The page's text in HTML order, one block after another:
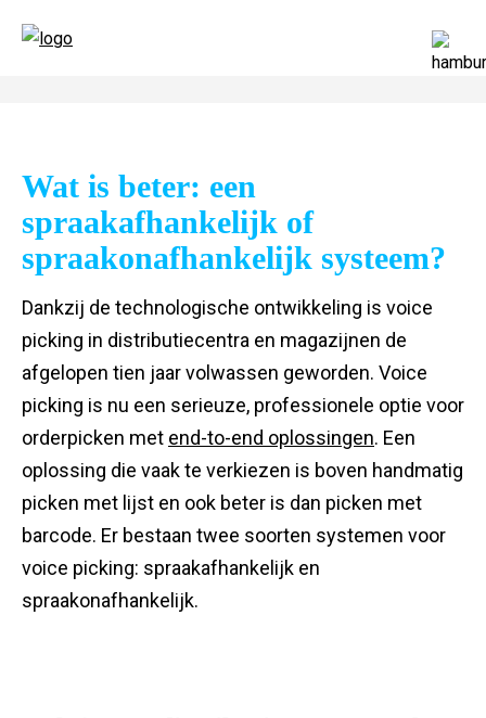
Wat is beter: een
spraakafhankelijk of
spraakonafhankelijk systeem?
Dankzij de technologische ontwikkeling is voice
picking in distributiecentra en magazijnen de
afgelopen tien jaar volwassen geworden. Voice
picking is nu een serieuze, professionele optie voor
orderpicken met end-to-end oplossingen. Een
oplossing die vaak te verkiezen is boven handmatig
picken met lijst en ook beter is dan picken met
barcode. Er bestaan twee soorten systemen voor
voice picking: spraakafhankelijk en
spraakonafhankelijk.